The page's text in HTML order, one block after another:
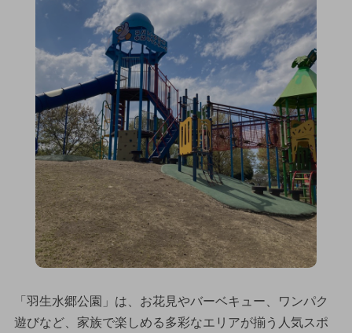
「羽生水郷公園」は、お花見やバーベキュー、ワンパク
遊びなど、家族で楽しめる多彩なエリアが揃う人気スポ